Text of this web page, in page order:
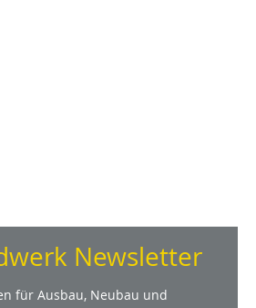
Newsletter
für Ausbau, Neubau und